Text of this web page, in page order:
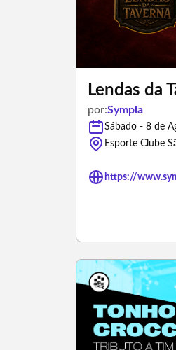
Lendas da
por:Sympla
Sábado - 8 de